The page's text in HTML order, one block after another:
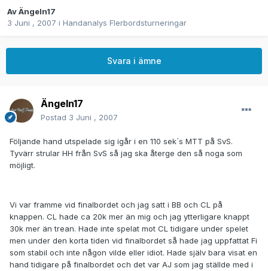
AvÄngeln17
3 Juni , 2007 i Handanalys Flerbordsturneringar
Svara i ämne
Ängeln17
Postad 3 Juni , 2007
Följande hand utspelade sig igår i en 110 sek´s MTT på SvS.
Tyvärr strular HH från SvS så jag ska återge den så noga som
möjligt.
Vi var framme vid finalbordet och jag satt i BB och CL på
knappen. CL hade ca 20k mer än mig och jag ytterligare knappt
30k mer än trean. Hade inte spelat mot CL tidigare under spelet
men under den korta tiden vid finalbordet så hade jag uppfattat Fi
som stabil och inte någon vilde eller idiot. Hade själv bara visat en
hand tidigare på finalbordet och det var AJ som jag ställde med i